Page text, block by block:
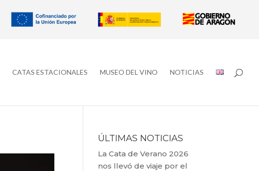
CATAS ESTACIONALES MUSEO DEL VINO NOTICIAS
ÚLTIMAS NOTICIAS
La Cata de Verano 2026
nos llevó de viaje por el